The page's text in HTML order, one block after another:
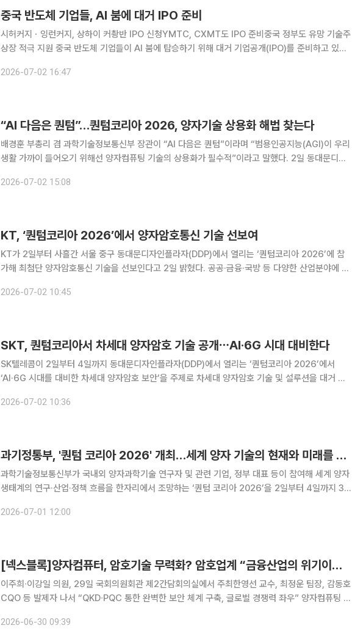
중국 반도체 기업들, AI 붐에 대거 IPO 준비
시허커지ㆍ잉런커지, 상하이 커촹반 IPO 신청YMTC, CXMT도 IPO 준비중국 정부도 유망 기술주
상장 적극 지원 중국 반도체 기업들이 AI 붐에 탑승하기 위해 대거 기업공개(IPO)를 준비하고 있다.
커지의 커촹반(과학기술주 전용 거래 시장) 상장 신청을 받
2026-07-02 16:47
“AI 다음은 퀀텀”…퀀텀코리아 2026, 양자기술 상용화 해법 찾는다
배경훈 부총리 겸 과학기술정보통신부 장관이 “AI 다음은 퀀텀”이라며 “범용인공지능(AGI)이 우리
생활 가까이 들어오기 위해선 양자컴퓨팅 기술의 상용화가 필수적”이라고 말했다. 2일 동대문디자
연 협력체계를 만들어가고 있고, 퀀텀 클러스터 사업도 준비 중
2026-07-02 15:08
KT, ‘퀀텀코리아 2026’에서 양자암호통신 기술 선보여
KT가 2일부터 사흘간 서울 중구 동대문디자인플라자(DDP)에서 열리는 ‘퀀텀코리아 2026’에 참
가해 최첨단 양자암호통신 기술을 선보인다고 2일 밝혔다. 공공·금융·국방 등 다양한 산업분야에 적
최하는 국내 대표 양자 기술 행사다. 2023년부터 4년 연속 퀀텀
2026-07-02 10:45
SKT, 퀀텀코리아서 차세대 양자암호 기술 공개⋯AI·6G 시대 대비한다
SK텔레콤이 2일부터 4일까지 동대문디자인플라자(DDP)에서 열리는 ‘퀀텀코리아 2026’에서
‘AI·6G 시대를 대비한 차세대 양자암호 보안’을 주제로 차세대 양자암호 기술 및 설루션을 대거 공
텀코리아는 과학기술정보통신부가 주최하는 국내 최대 규모의 글로
2026-07-02 10:36
과기정통부, '퀀텀 코리아 2026' 개최…세계 양자 기술의 현재와 미래를 만나다
과학기술정보통신부가 국내외 양자과학기술 연구자 및 관련 기업, 정부 대표 등이 참여해 세계 양자
생태계의 연구·산업·정책 흐름을 한자리에서 조망하는 ‘퀀텀 코리아 2026’을 2일부터 4일까지 3
각국의 정부와 연구자, 양자 선도기업이 한자리에 모여 최신
2026-07-01 12:00
[넥스블록]양자컴퓨터, 암호기술 무력화? 암호업계 “금융산업의 위기이자 기회”
이주희∙이강일 의원, 29일 국회의원회관 제2간담회의실에서 주최한영선 교수, 최정운 팀장, 감동호
CQO 등 발제자 나서 “QKD∙PQC 통한 완벽한 보안 체계 구축, 글로벌 경쟁력 좌우” 양자컴퓨팅 기
블록체인 네트워크와 금융 인프라가 공개키 암호(PKC)에
2026-06-30 09:39